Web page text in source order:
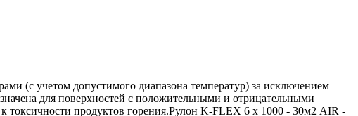
(с учетом допустимого диапазона температур) за исключением
для поверхностей с положительными и отрицательными
токсичности продуктов горения.Рулон K-FLEX 6 x 1000 - 30м2 AIR -